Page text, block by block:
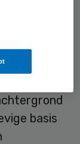
en
van
basis